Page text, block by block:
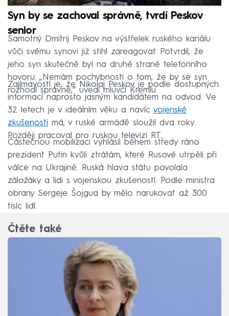
Syn by se zachoval správně, tvrdí Peskov
senior
Samotný Dmitrij Peskov na výstřelek ruského kanálu
vůči svému synovi již stihl zareagovat. Potvrdil, že
jeho syn skutečně byl na druhé straně telefonního
hovoru. „Nemám pochybnosti o tom, že by se syn
rozhodl správně,“ uvedl mluvčí Kremlu.
Zajímavostí je, že Nikolaj Peskov je podle dostupných
informací naprosto jasným kandidátem na odvod. Ve
32 letech je v ideálním věku a navíc vojenské
zkušenosti má, v ruské armádě sloužil dva roky.
Později pracoval pro ruskou televizi RT.
Částečnou mobilizaci vyhlásil během středy ráno
prezident Putin kvůli ztrátám, které Rusové utrpěli při
válce na Ukrajině. Ruská hlava státu povolala
záložáky a lidi s vojenskou zkušeností. Podle ministra
obrany Sergeje Šojgua by mělo narukovat až 300
tisíc lidí.
Čtěte také